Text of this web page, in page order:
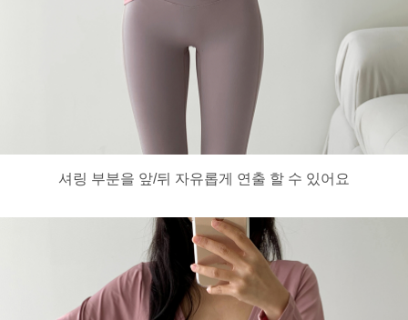
셔링 부분을 앞/뒤 자유롭게 연출 할 수 있어요